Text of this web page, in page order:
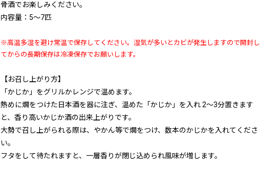
骨酒でお楽しみください。
内容量：5～7匹
※高温多湿を避け常温で保存してください。湿気が多いとカビが発生しますので開封し
てからの長期保存は冷凍保存でお願いします。
【お召し上がり方】
「かじか」をグリルかレンジで温めます。
熱めに燗をつけた日本酒を器に注ぎ、温めた「かじか」を入れ 2～3分置きます
と、香り高いかじか酒の出来上がりです。
大勢で召し上がられる際は、やかん等で燗をつけ、数本のかじかを入れてくださ
い。
フタをして待たれますと、一層香りが閉じ込められ風味が増します。